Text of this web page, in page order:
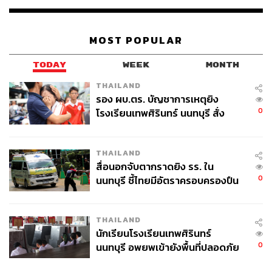
กระทรวงการคลัง
ธนาคารกรุงไทย
เอกนิติ นิติทัณฑ์ประภาศ
โครงการคนละครึ่ง
222
ปวริศ อำนวยพรไพศาล
Content Creator สำนักข่าว THE
STANDARD WEALTH
MOST POPULAR
TODAY WEEK MONTH
THAILAND
รอง ผบ.ตร. บัญชาการเหตุยิง
โรงเรียนเทพศิรินทร์ นนทบุรี สั่ง
0
THAILAND
สื่อนอกจับตากราดยิง รร. ใน
นนทบุรี ชี้ไทยมีอัตราครอบครองปืน
0
THAILAND
นักเรียนโรงเรียนเทพศิรินทร์
นนทบุรี อพยพเข้ายังพื้นที่ปลอดภัย
0